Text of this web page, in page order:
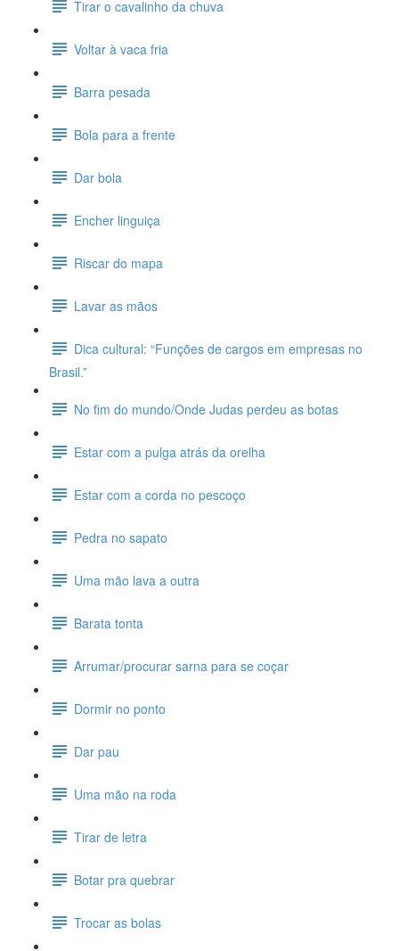
Tirar o cavalinho da chuva
Voltar à vaca fria
Barra pesada
Bola para a frente
Dar bola
Encher linguiça
Riscar do mapa
Lavar as mãos
Dica cultural: “Funções de cargos em empresas no
Brasil.”
No fim do mundo/Onde Judas perdeu as botas
Estar com a pulga atrás da orelha
Estar com a corda no pescoço
Pedra no sapato
Uma mão lava a outra
Barata tonta
Arrumar/procurar sarna para se coçar
Dormir no ponto
Dar pau
Uma mão na roda
Tirar de letra
Botar pra quebrar
Trocar as bolas